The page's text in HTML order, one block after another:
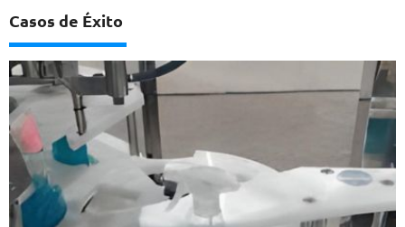
Casos de Éxito